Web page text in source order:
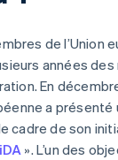
de l’Union
années
En
a présenté
cadre de son
». L’un des